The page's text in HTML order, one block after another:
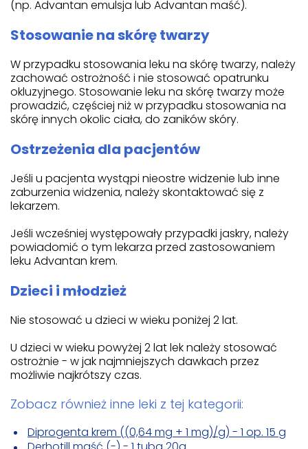
(np. Advantan emulsja lub Advantan maść).
Stosowanie na skórę twarzy
W przypadku stosowania leku na skórę twarzy, należy
zachować ostrożność i nie stosować opatrunku
okluzyjnego. Stosowanie leku na skórę twarzy może
prowadzić, częściej niż w przypadku stosowania na
skórę innych okolic ciała, do zaników skóry.
Ostrzeżenia dla pacjentów
Jeśli u pacjenta wystąpi nieostre widzenie lub inne
zaburzenia widzenia, należy skontaktować się z
lekarzem.
Jeśli wcześniej występowały przypadki jaskry, należy
powiadomić o tym lekarza przed zastosowaniem
leku Advantan krem.
Dzieci i młodzież
Nie stosować u dzieci w wieku poniżej 2 lat.
U dzieci w wieku powyżej 2 lat lek należy stosować
ostrożnie - w jak najmniejszych dawkach przez
możliwie najkrótszy czas.
Zobacz również inne leki z tej kategorii:
Diprogenta krem ((0,64 mg + 1 mg)/g) - 1 op. 15 g